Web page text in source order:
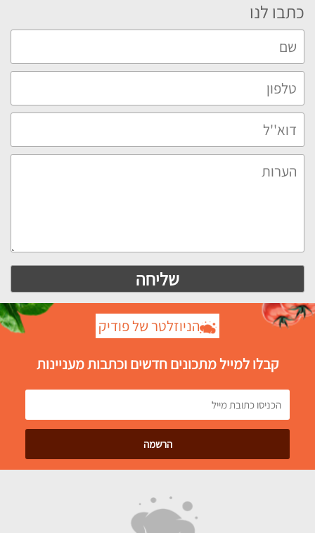
כתבו לנו
הניוזלטר של פודיק
קבלו למייל מתכונים חדשים וכתבות מעניינות